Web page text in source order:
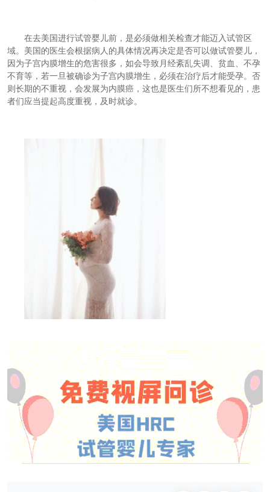
在去美国进行试管婴儿前，是必须做相关检查才能迈入试管区
域。美国的医生会根据病人的具体情况再决定是否可以做试管婴儿，
因为子宫内膜增生的危害很多，如会导致月经紊乱失调、贫血、不孕
不育等，若一旦被确诊为子宫内膜增生，必须在治疗后才能受孕。否
则长期的不重视，会发展为内膜癌，这也是医生们所不想看见的，患
者们应当提起高度重视，及时就诊。